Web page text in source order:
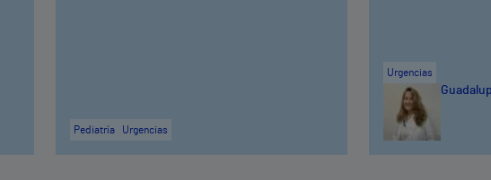
Pediatría Urgencias
Urgencias